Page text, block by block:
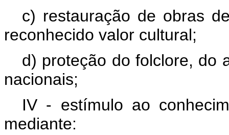
c) restauração de obras
reconhecido valor cultural;
d) proteção do folclore, do
nacionais;
IV - estímulo ao
mediante: